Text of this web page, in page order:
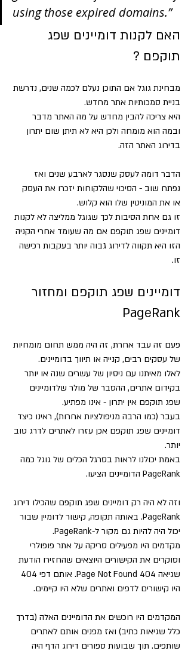
using those expired domains.”
האם לקנות דומיינים שפג
תוקפם ?
מבחינת גוגל אם התוכן נעלם לכמה שנים, נדרשת
בניית סמכותיות אתר מחדש.
היא צריכה להבין מחדש על מה האתר מדבר
ובמה הוא מומחה ולכן היא לא תיתן שום יתרון
בדירוג האתר הזה.
הדבר דומה לעסק שנסגר לארבע שנים ואז
נפתח שוב - הסיכוי שהלקוחות יזכרו את העסק
או את המוניטין שלו הוא קלוש.
זו גם אחת הסיבות לכך שגוגל ממליצה לא לקנות
דומיינים שפג תוקפם אם מה שעומד אחרי הקניה
הזו היא תקווה לדירוג גבוה יותר בעקבות רכישה
זו.
דומיינים שפג תוקפם ומחזור
PageRank
פעם זה עבד אחרת, זה היה ממש תחום מומחיות
של עסקים רבים, קנייה או תיווך בדומיינים.
לאלו מאיתנו עם ניסיון של עשרים שנה או יותר
בקידום אתרים, ההסבר של מולר שלדומיינים
שפג תוקפם אין יתרון - אינו מפתיע.
בעבר (כמו הרבה מניפולציות אחרות), ראינו כיצד
דומיינים שפג תוקפם אכן עזרו לאתרים לדרג טוב
יותר.
באמת יכולנו לראות בסרגל הכלים של גוגל כמה
PageRank הדומיינים הציעו.
וזה לא היה רק ​​דומיינים שפג תוקפם שהכילו דירוג
PageRank. באותה תקופה, קישור לדומיין שבור
יכול היה להיות גם מקור ל-PageRank.
מקדמים היו מפעילים סריקה על אתר פופולרי
וסוקרים את הקישורים היוצאים שהחזירו הודעת
היו קישורים לדפים ואתרים שלא היו קיימים.
המקדמים היו רוכשים את הדומיינים האלה (בדרך
כלל שגיאות כתיב) ואז מפנים אותם לאתרים
שותפים. תוך שבועות ספורים דירוג הדף היה